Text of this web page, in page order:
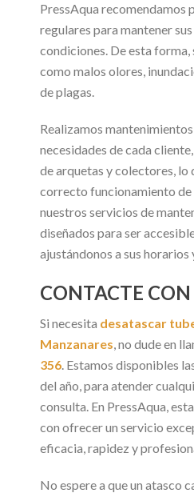
PressAqua recomendamos
regulares para mantener
condiciones. De esta
como malos olores,
de plagas.
Realizamos
necesidades de cada
de arquetas y colectores, lo
correcto funcionamiento de
nuestros servicios de
diseñados para ser
ajustándonos a sus
CONTACTE
Si necesita desatascar
Manzanares, no dude en
356. Estamos disponibles
del año, para atender
consulta. En PressAqua,
con ofrecer un servicio
eficacia, rapidez y
No espere a que un atasco